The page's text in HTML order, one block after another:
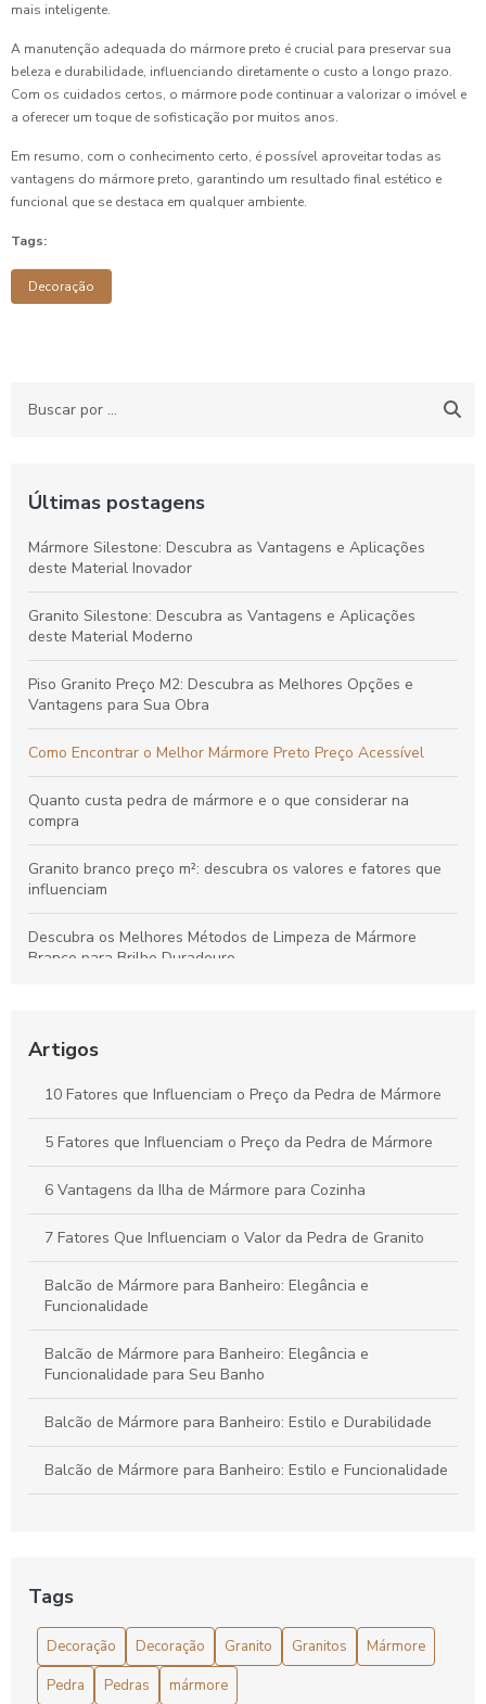
mais inteligente.
A manutenção adequada do mármore preto é crucial para preservar sua
beleza e durabilidade, influenciando diretamente o custo a longo prazo.
Com os cuidados certos, o mármore pode continuar a valorizar o imóvel e
a oferecer um toque de sofisticação por muitos anos.
Em resumo, com o conhecimento certo, é possível aproveitar todas as
vantagens do mármore preto, garantindo um resultado final estético e
funcional que se destaca em qualquer ambiente.
Tags:
Decoração
Últimas postagens
Mármore Silestone: Descubra as Vantagens e Aplicações
deste Material Inovador
Granito Silestone: Descubra as Vantagens e Aplicações
deste Material Moderno
Piso Granito Preço M2: Descubra as Melhores Opções e
Vantagens para Sua Obra
Como Encontrar o Melhor Mármore Preto Preço Acessível
Quanto custa pedra de mármore e o que considerar na
compra
Granito branco preço m²: descubra os valores e fatores que
influenciam
Descubra os Melhores Métodos de Limpeza de Mármore
Branco para Brilho Duradouro
Limpeza de mármores e granitos: técnicas eficazes para
manutenção
Artigos
10 Fatores que Influenciam o Preço da Pedra de Mármore
5 Fatores que Influenciam o Preço da Pedra de Mármore
6 Vantagens da Ilha de Mármore para Cozinha
7 Fatores Que Influenciam o Valor da Pedra de Granito
Balcão de Mármore para Banheiro: Elegância e
Funcionalidade
Balcão de Mármore para Banheiro: Elegância e
Funcionalidade para Seu Banho
Balcão de Mármore para Banheiro: Estilo e Durabilidade
Balcão de Mármore para Banheiro: Estilo e Funcionalidade
Bancada banheiro granito ou mármore: qual a melhor
escolha para o seu projeto?
Tags
Decoração Decoração Granito Granitos
Mármore
Pedra
Pedras mármore